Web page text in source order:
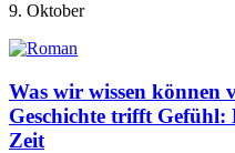
9. Oktober
Was wir wissen können
Geschichte trifft
Zeit